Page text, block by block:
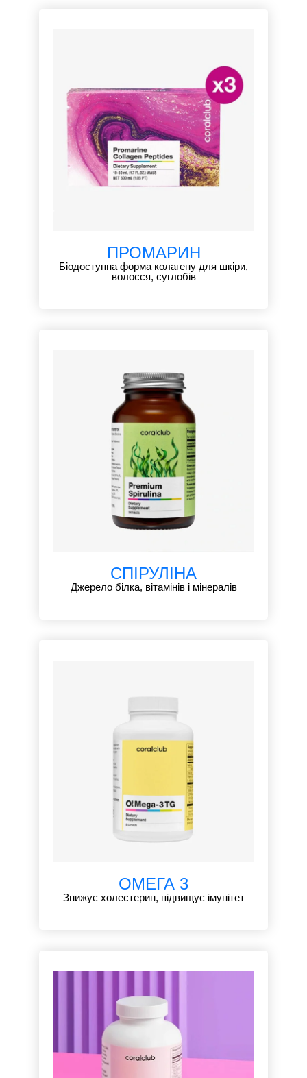
ПРОМАРИН
Біодоступна форма колагену для шкіри,
волосся, суглобів
СПІРУЛІНА
Джерело білка, вітамінів і мінералів
ОМЕГА 3
Знижує холестерин, підвищує імунітет